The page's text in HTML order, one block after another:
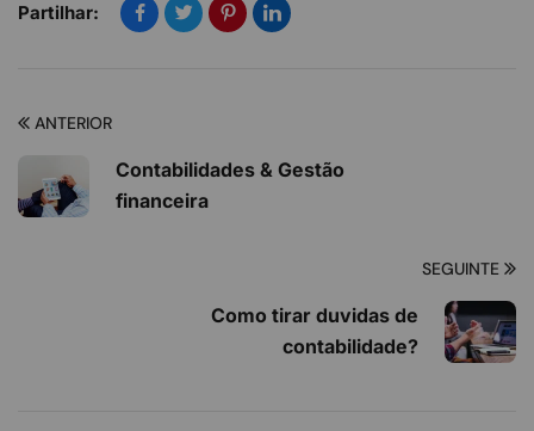
Partilhar:
ANTERIOR
Contabilidades & Gestão
financeira
SEGUINTE
Como tirar duvidas de
contabilidade?